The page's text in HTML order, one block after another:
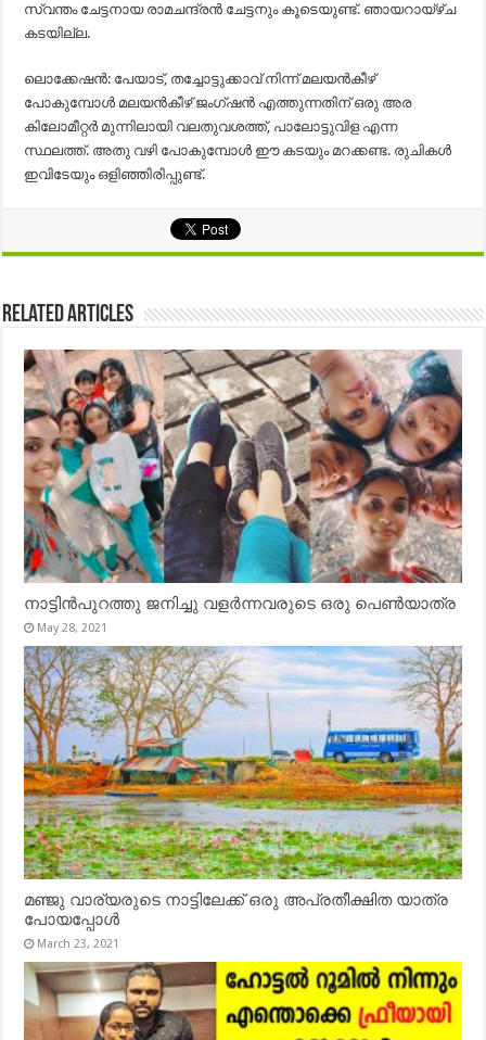
സ്വന്തം ചേട്ടനായ രാമചന്ദ്രൻ ചേട്ടനും കൂടെയുണ്ട്. ഞായറായ്ഴ്ച
കടയില്ല.
ലൊക്കേഷൻ: പേയാട്, തച്ചോട്ടുക്കാവ് നിന്ന് മലയൻകീഴ്
പോകുമ്പോൾ മലയൻകീഴ് ജംഗ്ഷൻ എത്തുന്നതിന് ഒരു അര
കിലോമീറ്റർ മുന്നിലായി വലതുവശത്ത്, പാലോട്ടുവിള എന്ന
സ്ഥലത്ത്. അതു വഴി പോകുമ്പോൾ ഈ കടയും മറക്കണ്ട. രുചികൾ
ഇവിടേയും ഒളിഞ്ഞിരിപ്പുണ്ട്.
Related Articles
നാട്ടിൻപുറത്തു ജനിച്ചു വളർന്നവരുടെ ഒരു പെൺയാത്ര
May 28, 2021
മഞ്ജു വാര്യരുടെ നാട്ടിലേക്ക് ഒരു അപ്രതീക്ഷിത യാത്ര
പോയപ്പോൾ
March 23, 2021